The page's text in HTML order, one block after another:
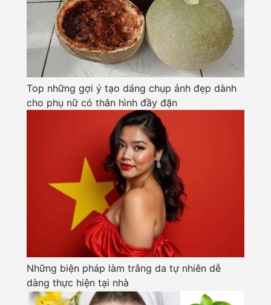
Top những gợi ý tạo dáng chụp ảnh đẹp dành
cho phụ nữ có thân hình đầy đặn
Những biện pháp làm trắng da tự nhiên dễ
dàng thực hiện tại nhà